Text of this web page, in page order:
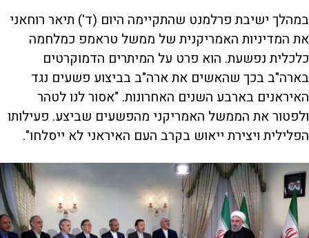
במהלך ישיבת פרלמנט שהתקיימה היום (ד') תיאר רוחאני
את המדיניות האמריקנית של ממשל טראמפ כמלחמה
כלכלית נפשעת. הוא פרט על המיתרים הדמוקרטים
בארה"ב בכך שהאשים את ארה"ב בביצוע פשעים נגד
האיראנים בארבע השנים האחרונות. "אסור לנו לטהר
ולפטור את הממשל האמריקני מהפשעים שביצע. פעילותו
הפלילית ויצירת ייאוש בקרב העם האיראני לא ייסלחו".